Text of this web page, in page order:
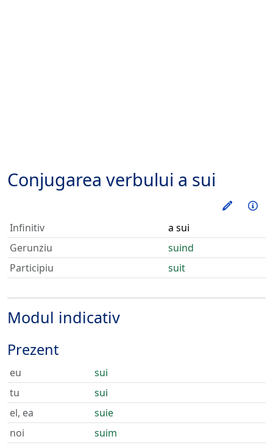
Conjugarea verbului a sui
Infinitiv
a sui
Gerunziu
suind
Participiu
suit
Modul indicativ
Prezent
eu
sui
tu
sui
el, ea
suie
noi
suim